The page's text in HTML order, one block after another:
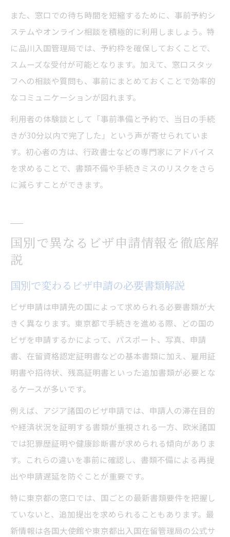
また、窓口での待ち時間を短縮するために、事前予約シ
ステムやオンライン相談を積極的に利用しましょう。特
に品川入国管理局では、予約枠を確保しておくことで、
スムーズな受付が可能となります。加えて、窓口スタッ
フへの相談や質問も、事前にまとめておくことで効率的
なコミュニケーションが図れます。
利用者の体験談として「事前準備と予約で、当日の手続
きが30分以内で完了した」という声が寄せられていま
す。初心者の方は、行政書士などの専門家にアドバイス
を求めることで、書類不備や手続きミスのリスクをさら
に減らすことができます。
国別で異なるビザ申請情報を徹底解
説
国別で変わるビザ申請の必要書類解説
ビザ申請は申請先の国によって求められる必要書類が大
きく異なります。東京都で手続きを進める際、どの国の
ビザを申請するかによって、パスポート、写真、申請
書、在留資格認定証明書などの基本書類に加え、雇用証
明書や招待状、残高証明書といった追加書類が必要とな
るケースが多いです。
例えば、アジア諸国のビザ申請では、申請人の滞在目的
や経済状況を証明する書類が重視される一方、欧米諸国
では犯罪歴証明や健康診断書が求められる傾向がありま
す。これらの違いを事前に確認し、書類不備による再提
出や申請遅延を防ぐことが重要です。
特に東京都の窓口では、国ごとの最新書類要件を把握し
ていないと、追加提出を求められることもあります。最
新情報は各国大使館や東京都出入国在留管理局の公式サ